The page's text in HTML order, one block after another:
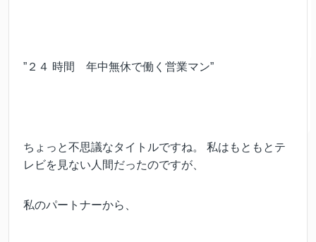
”２４ 時間 年中無休で働く営業マン”
ちょっと不思議なタイトルですね。 私はもともとテ
レビを見ない人間だったのですが、
私のパートナーから、